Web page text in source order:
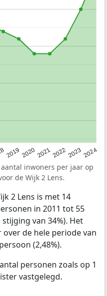
2019 20202021202220232024
inwoners per jaar op
de Wijk 2 Lens.
2 Lens is met 14
in 2011 tot 55
van 34%). Het
de hele periode van
(2,48%).
personen zoals op 1
vastgelegd.